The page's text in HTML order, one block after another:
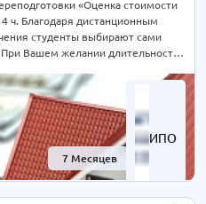
ИПО
7 Месяцев -66%
«Оценка стоимости
ч. Благодаря дистанционным
студенты выбирают сами
Вашем желании длительность
отправьте нам заявку для